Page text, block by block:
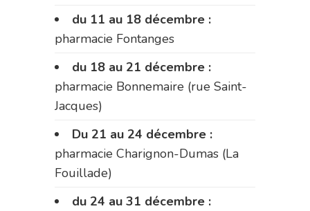
du 11 au 18 décembre :
pharmacie Fontanges
du 18 au 21 décembre :
pharmacie Bonnemaire (rue Saint-
Jacques)
Du 21 au 24 décembre :
pharmacie Charignon-Dumas (La
Fouillade)
du 24 au 31 décembre :